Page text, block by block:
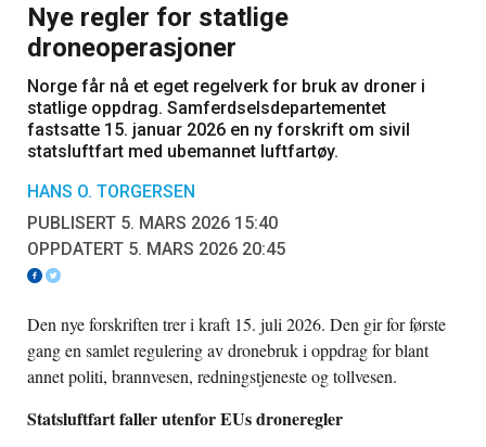
Nye regler for statlige
droneoperasjoner
Norge får nå et eget regelverk for bruk av droner i
statlige oppdrag. Samferdselsdepartementet
fastsatte 15. januar 2026 en ny forskrift om sivil
statsluftfart med ubemannet luftfartøy.
HANS O. TORGERSEN
PUBLISERT 5. MARS 2026 15:40
OPPDATERT 5. MARS 2026 20:45
Den nye forskriften trer i kraft 15. juli 2026. Den gir for første
gang en samlet regulering av dronebruk i oppdrag for blant
annet politi, brannvesen, redningstjeneste og tollvesen.
Statsluftfart faller utenfor EUs droneregler